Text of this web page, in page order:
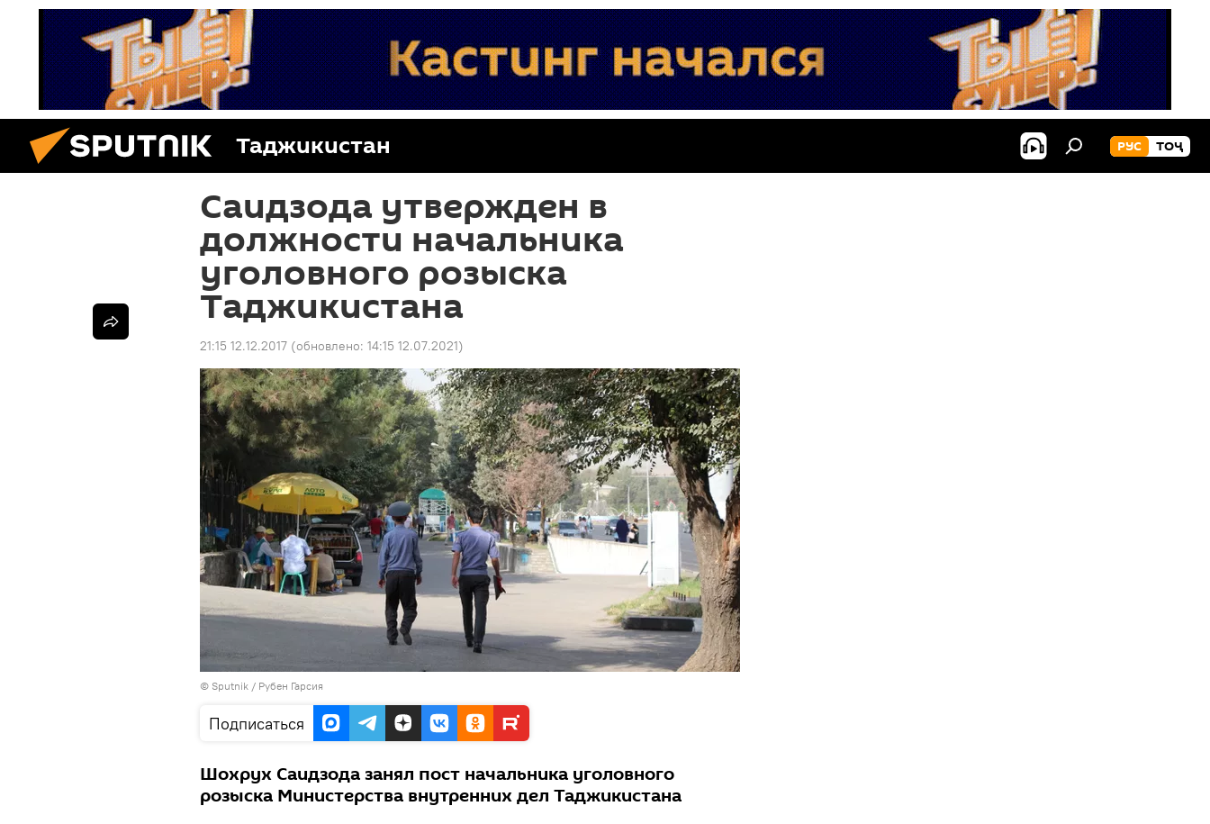
Таджикистан РУС ТОҶ
Саидзода утвержден в
должности начальника
уголовного розыска
Таджикистана
21:15 12.12.2017 (обновлено: 14:15 12.07.2021)
© Sputnik / Рубен Гарсия
Подписаться
Шохрух Саидзода занял пост начальника уголовного
розыска Министерства внутренних дел Таджикистана